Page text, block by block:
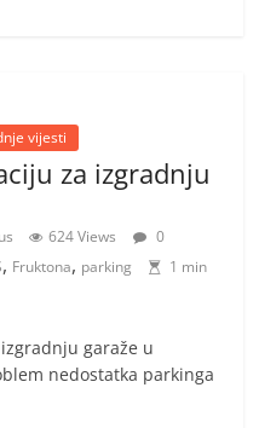
vijesti
za izgradnju
624 Views
0
, Fruktona, parking
1 min
garaže u
nedostatka parkinga